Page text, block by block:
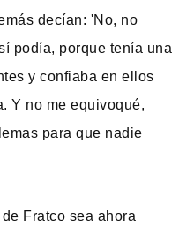
decían: 'No, no
podía, porque tenía una
y confiaba en ellos
Y no me equivoqué,
para que nadie
Fratco sea ahora